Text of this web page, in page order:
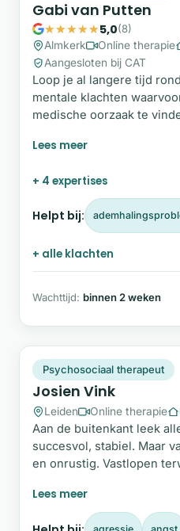
Gabi van Putten
5,0(8)
Almkerk
Online therapie
Aangesloten bij CAT
Loop je al langere tijd
mentale klachten
medische oorzaak te
geprobeerd? Dan wil ik je
therapeut begeleid ik
van de diepere oorzaken
+ 4 expertises
Helpt bij:
+ alle klachten
Wachttijd: binnen 2 weken
JV
Plek beschikbaar
Psychosociaal therapeut
Josien Vink
Leiden Online therapie
Aan de buitenkant leek
succesvol, stabiel. Maar
en onrustig. Vastlopen
In mijn begeleiding help ik
leven vanuit aanpassing,